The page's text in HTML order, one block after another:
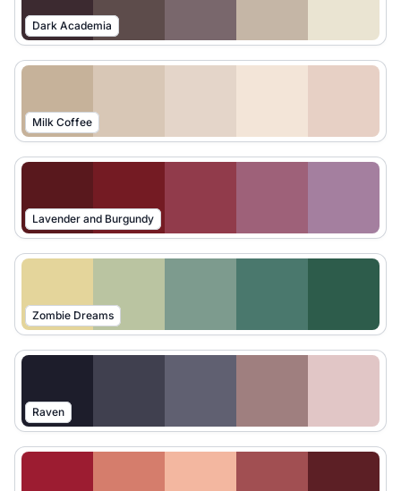
Dark Academia
Milk Coffee
Lavender and Burgundy
Zombie Dreams
Raven